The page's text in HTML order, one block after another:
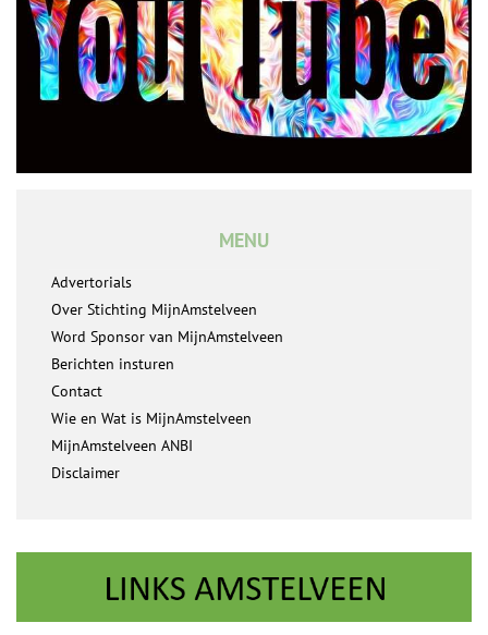
MENU
Advertorials
Over Stichting MijnAmstelveen
Word Sponsor van MijnAmstelveen
Berichten insturen
Contact
Wie en Wat is MijnAmstelveen
MijnAmstelveen ANBI
Disclaimer